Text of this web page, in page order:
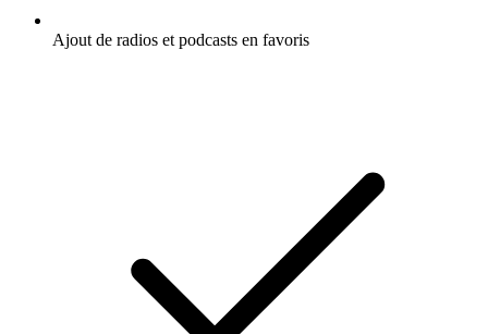
Ajout de radios et podcasts en favoris